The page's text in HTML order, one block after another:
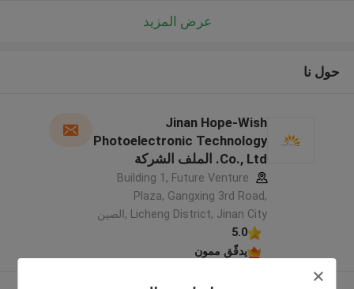
عرض المزيد
حول نا
Jinan Hope-Wish
Photoelectronic Technology
Co., Ltd. الملف الشركة
المصنعة
Building 1, Future Venture
Plaza, Gangxing 3rd Road,
Licheng District, Jinan City ,الصين
5.0
يدقّق ممون